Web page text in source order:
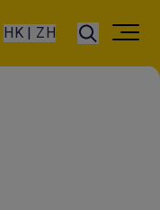
HK | ZH